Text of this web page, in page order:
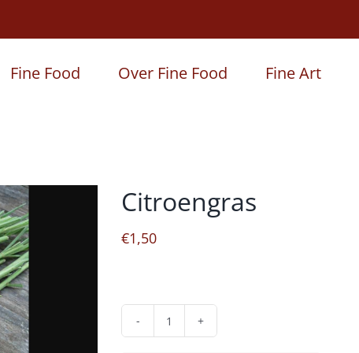
Fine Food Over Fine Food Fine Art
Citroengras
€1,50
Citroengras